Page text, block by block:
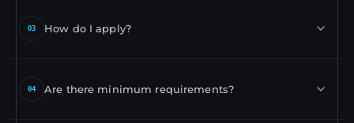
discounts for your community.
03 How do I apply?
review and respond via email.
04 Are there minimum requirements?